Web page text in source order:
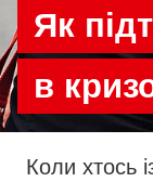
Як
в
Коли хтось